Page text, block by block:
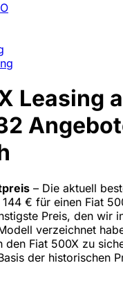
Leasing
– Die aktuell
€ für einen Fiat
Preis, den wir
verzeichnet
den Fiat 500X zu
der historischen